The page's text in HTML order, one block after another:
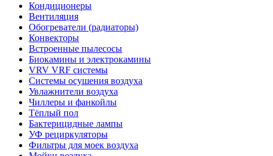
Кондиционеры
Вентиляция
Обогреватели (радиаторы)
Конвекторы
Встроенные пылесосы
Биокамины и электрокамины
VRV VRF системы
Системы осушения воздуха
Увлажнители воздуха
Чиллеры и фанкойлы
Тёплый пол
Бактерицидные лампы
УФ рециркуляторы
Фильтры для моек воздуха